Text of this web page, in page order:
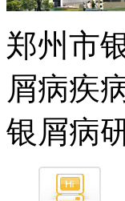
郑州市
屑病疾
银屑病